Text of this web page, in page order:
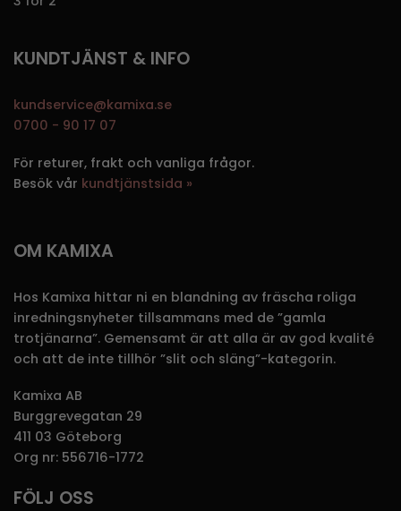
KUNDTJÄNST & INFO
kundservice@kamixa.se
0700 - 90 17 07
För returer, frakt och vanliga frågor.
Besök vår kundtjänstsida »
OM KAMIXA
Hos Kamixa hittar ni en blandning av fräscha roliga
inredningsnyheter tillsammans med de ”gamla
trotjänarna”. Gemensamt är att alla är av god kvalité
och att de inte tillhör ”slit och släng”-kategorin.
Kamixa AB
Burggrevegatan 29
411 03 Göteborg
Org nr: 556716-1772
FÖLJ OSS